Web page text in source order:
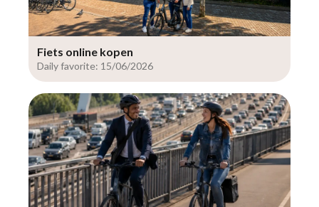
Fiets online kopen
Daily favorite: 15/06/2026